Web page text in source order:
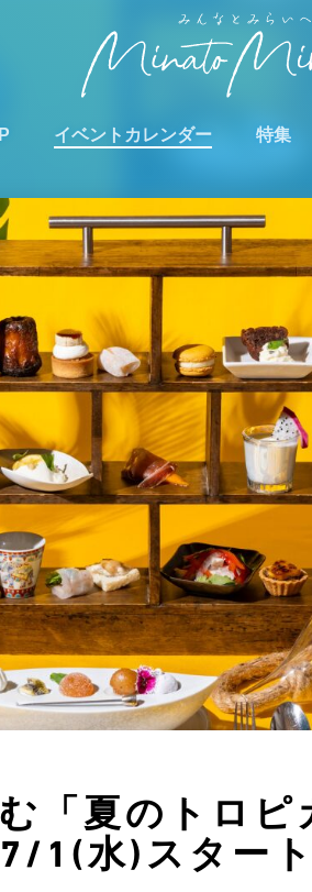
イベントカレンダー 特集
「夏のトロピ
1(水)スタート